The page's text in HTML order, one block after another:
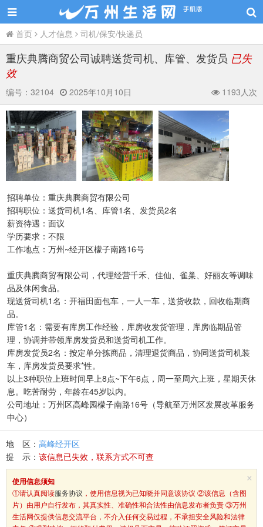
首页 人才信息 司机/保安/快递员
重庆典腾商贸公司诚聘送货司机、库管、发货员 已失
效
编号： 32104 2025年10月10日 1193人次
招聘单位：重庆典腾商贸有限公司
招聘职位：送货司机1名、库管1名、发货员2名
薪资待遇：面议
学历要求：不限
工作地点：万州~经开区檬子南路16号
重庆典腾商贸有限公司，代理经营千禾、佳仙、雀巢、好丽友等调味
品及休闲食品。
现送货司机1名：开福田面包车，一人一车，送货收款，回收临期商
品。
库管1名：需要有库房工作经验，库房收发货管理，库房临期品管
理，协调并带领库房发货员和送货司机工作。
库房发货员2名：按定单分拣商品，清理退货商品，协同送货司机装
车，库房发货员要求*性。
以上3种职位上班时间早上8点~下午6点，周一至周六上班，星期天休
息。吃苦耐劳，年龄在45岁以内。
公司地址：万州区高峰园檬子南路16号（导航至万州区发展改革服务
中心）
地 区： 高峰经开区
提 示： 该信息已失效，联系方式不可查
×
使用信息须知
①请认真阅读服务协议 ，使用信息视为已知晓并同意该协议 ②该信息（含图
片）由用户自行发布，其真实性、准确性和合法性由信息发布者负责 ③万州
生活网仅提供信息交流平台，不介入任何交易过程，不承担安全风险和法律